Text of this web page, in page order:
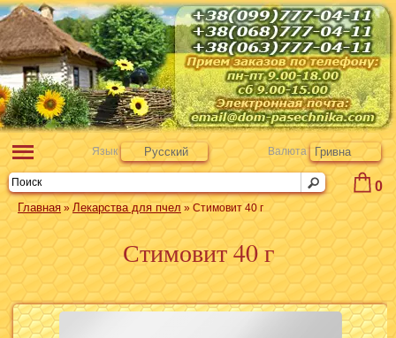
0
Язык Русский Валюта Гривна
Главная» Лекарства для пчел » Стимовит 40 г
Стимовит 40 г